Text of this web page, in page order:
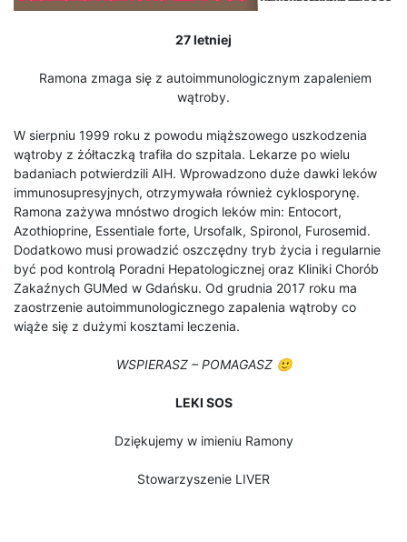
27 letniej
Ramona zmaga się z autoimmunologicznym zapaleniem
wątroby.
W sierpniu 1999 roku z powodu miąższowego uszkodzenia
wątroby z żółtaczką trafiła do szpitala. Lekarze po wielu
badaniach potwierdzili AIH. Wprowadzono duże dawki leków
immunosupresyjnych, otrzymywała również cyklosporynę.
Ramona zażywa mnóstwo drogich leków min: Entocort,
Azothioprine, Essentiale forte, Ursofalk, Spironol, Furosemid.
Dodatkowo musi prowadzić oszczędny tryb życia i regularnie
być pod kontrolą Poradni Hepatologicznej oraz Kliniki Chorób
Zakaźnych GUMed w Gdańsku. Od grudnia 2017 roku ma
zaostrzenie autoimmunologicznego zapalenia wątroby co
wiąże się z dużymi kosztami leczenia.
WSPIERASZ – POMAGASZ 🙂
LEKI SOS
Dziękujemy w imieniu Ramony
Stowarzyszenie LIVER